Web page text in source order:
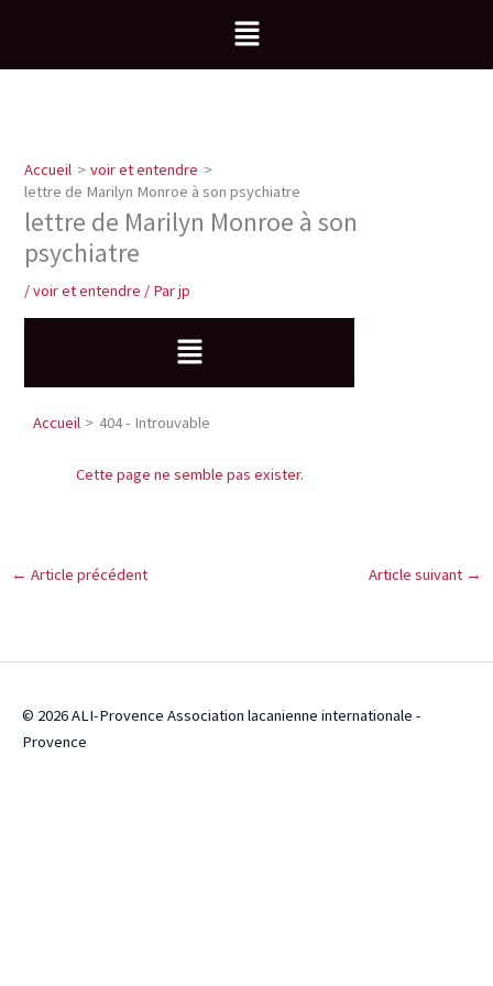
contenu
Menu
Accueil
voir et entendre
lettre de Marilyn Monroe à son psychiatre
lettre de Marilyn Monroe à son
psychiatre
/voir et entendre / Parjp
← Article précédent Article suivant →
© 2026 ALI-Provence Association lacanienne internationale -
Provence